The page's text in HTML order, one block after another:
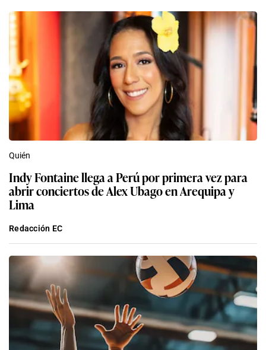
Quién
Indy Fontaine llega a Perú por primera vez para
abrir conciertos de Alex Ubago en Arequipa y
Lima
Redacción EC